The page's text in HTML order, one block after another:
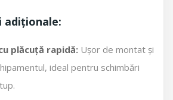
adiționale:
plăcuță rapidă: Ușor de montat și
ideal pentru schimbări